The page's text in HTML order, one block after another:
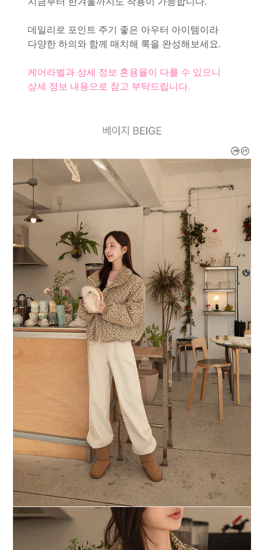
데일리로 포인트 주기 좋은 아우터 아이템이라
다양한 하의와 함께 매치해 룩을 완성해보세요.
케어라벨과 상세 정보 혼용율이 다를 수 있으니
상세 정보 내용으로 참고 부탁드립니다.